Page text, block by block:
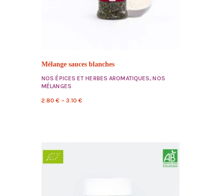
Mélange sauces blanches
NOS ÉPICES ET HERBES AROMATIQUES,NOS
MÉLANGES
2.80 € – 3.10 €